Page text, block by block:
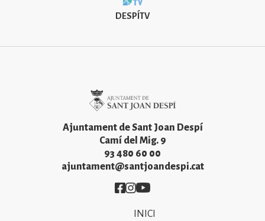
DESPÍTV
Ajuntament de Sant Joan Despí
Camí del Mig. 9
93 480 60 00
ajuntament@santjoandespi.cat
Imatge
Imatge
Imatge
INICI